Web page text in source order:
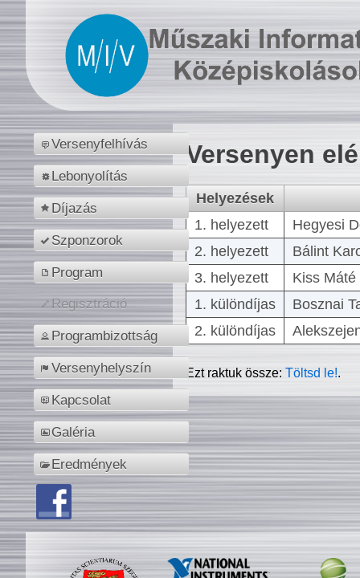
Versenyfelhívás
Lebonyolítás
Díjazás
Szponzorok
Program
Regisztráció
Programbizottság
Versenyhelyszín
Kapcsolat
Galéria
Eredmények
Versenyen
Helyezések
1. helyezett
Hegyesi
2. helyezett
Bálint
3. helyezett
Kiss
1. különdíjas
Bosznai
2. különdíjas
Ezt raktuk össze:Töltsd le!.